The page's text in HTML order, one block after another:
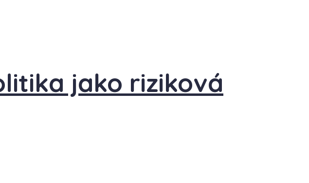
jako riziková